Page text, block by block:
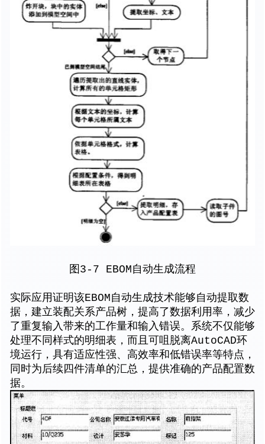
图3-7 EBOM自动生成流程
实际应用证明该EBOM自动生成技术能够自动提取数
据，建立装配关系产品树，提高了数据利用率，减少
了重复输入带来的工作量和输入错误。系统不仅能够
处理不同样式的明细表，而且可咀脱离AutoCAD环
境运行，具有适应性强、高效率和低错误率等特点，
同时为后续四件清单的汇总，提供准确的产品配置数
据。